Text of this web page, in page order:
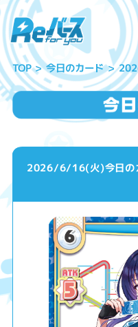
TOP 今日のカード
2026/6/16(火)今日の